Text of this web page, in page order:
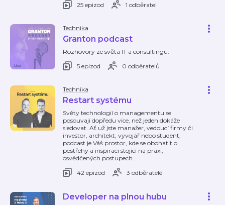
25 epizod
1 odběratel
Technika
Granton podcast
Rozhovory ze světa IT a consultingu.
5 epizod
0 odběratelů
Technika
Restart systému
Světy technologií o managementu se
posouvají dopředu více, než jeden dokáže
sledovat. Ať už jste manažer, vedoucí firmy či
investor, architekt, vývojář nebo student,
podcast je Váš prostor, kde se obohatit o
postřehy a inspiraci stojící na praxi,
osvědčených postupech…
42 epizod
3 odběratelé
Developer na plnou hubu